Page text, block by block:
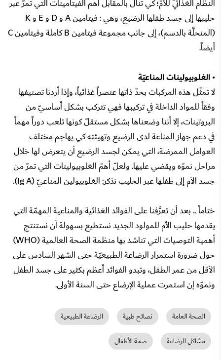
النظام الغذائيّ للأمّ؛ كي تنال بالمقابل أهم الفيتامينات التي تمرّ عبر
حليبها إلى جسد طفلها الرضيع، وهي : فيتامين A و D و E و K
(المنحلَّة بالدسم)، إلى جانب مجموعة فيتامين B كاملة وفيتامين C
أيضاً.
• الغلوبيولينات المناعيّة
لا تمثّل هذه المركبات بحدّ ذاتها عنصراً غذائياً، وإذا أردنا تصنيفها
وفقاً للمواد الداخلة في تركيبها فهي تتركب بشكل أساسيّ من
البروتينات، إلا أننا وضعناها بشكل مستقلّ كونها تلعب دوراً مهماً
في دعم جهاز المناعة لدى الرضيع وتهيئته كي يهاجم مختلف
العوامل الممرضة، التي يمكن لجسد الرضيع أن يتعرض لها خلال
مراحل نموّه ويقضي عليها. ولعلّ أهمّ الغلوبيولينات التي تمرّ من
جسد الأم إلى طفلها عبر الحليب نذكر: الغلوبيولين المناعيّ (Ig A).
ختاماً .. بعد أن تعرَّفنا على الفوائد الغذائية والمناعية المهمّة التي
يقدمها حليب الأم للمولود الجديد نستطيع بسهولة أن نستنتج
أهمية التوصيات التي تناشد بها منظمة الصحة العالمية (WHO)
حول ضرورة استمرار الرضاعة الطبيعيّة حتى الشهر السادس على
الأقل من عمر الطفل، وتبدو الفوائد أعظم بكثير على جسد الطفل
ونموّه إن استمرت عملية الإرضاع حتى السنة الأولى.
الصحة العامة نصائح طبية الرضاعة الطبيعية
مشاكل الرضاعة صحة الأطفال